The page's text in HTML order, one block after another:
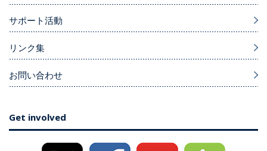
サポート活動
リンク集
お問い合わせ
Get involved